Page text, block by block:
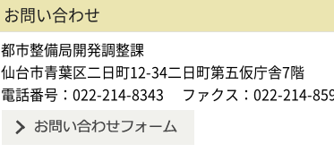
お問い合わせ
都市整備局開発調整課
仙台市青葉区二日町12-34二日町第五仮庁舎7階
電話番号：022-214-8343
ファクス：022-214-